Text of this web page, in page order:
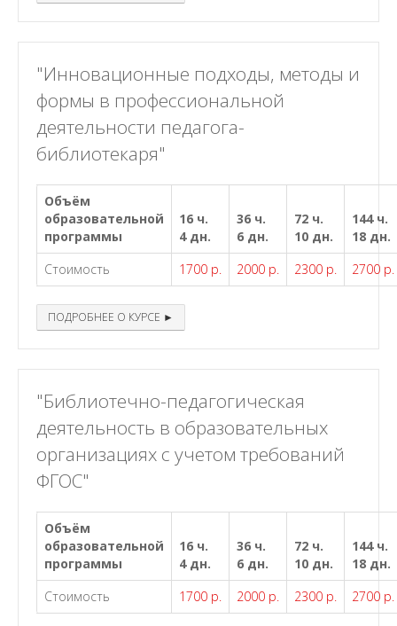
"Инновационные подходы, методы и
формы в профессиональной
деятельности педагога-
библиотекаря"
Объём
образовательной
программы
16 ч.
4 дн.
36 ч.
6 дн.
72 ч.
10 дн.
144 ч.
18 дн.
Стоимость
1700 р. 2000 р. 2300 р. 2700 р.
ПОДРОБНЕЕ О КУРСЕ ►
"Библиотечно-педагогическая
деятельность в образовательных
организациях с учетом требований
ФГОС"
Объём
образовательной
программы
16 ч.
4 дн.
36 ч.
6 дн.
72 ч.
10 дн.
144 ч.
18 дн.
Стоимость
1700 р. 2000 р. 2300 р. 2700 р.